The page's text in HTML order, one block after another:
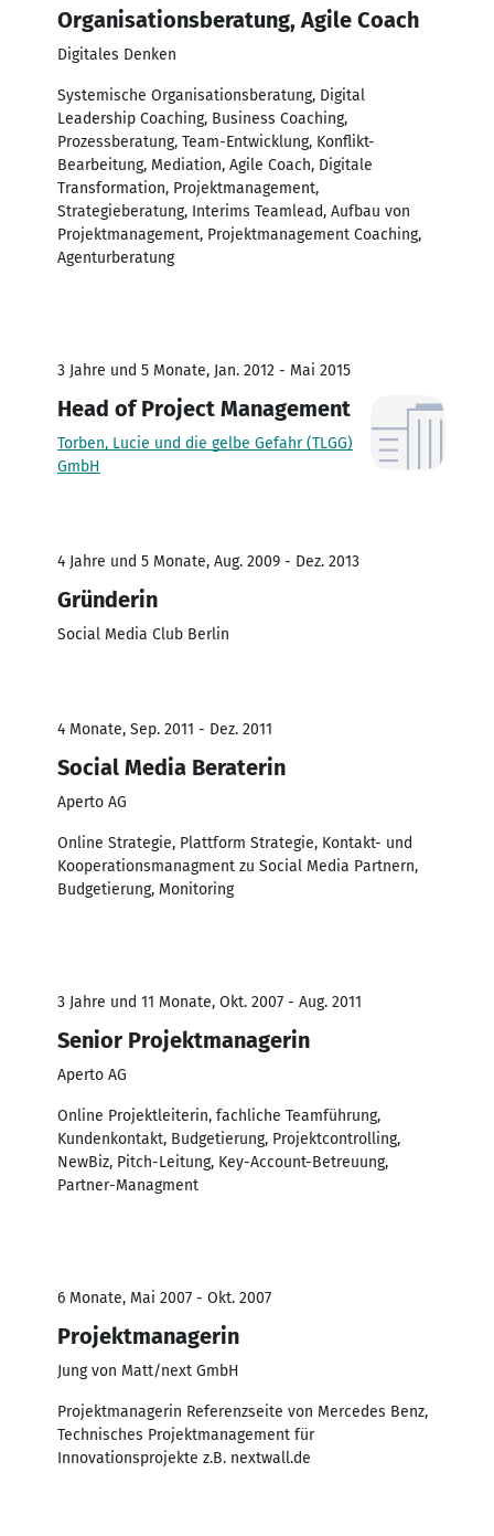
Organisationsberatung, Agile Coach
Digitales Denken
Systemische Organisationsberatung, Digital
Leadership Coaching, Business Coaching,
Prozessberatung, Team-Entwicklung, Konflikt-
Bearbeitung, Mediation, Agile Coach, Digitale
Transformation, Projektmanagement,
Strategieberatung, Interims Teamlead, Aufbau von
Projektmanagement, Projektmanagement Coaching,
Agenturberatung
3 Jahre und 5 Monate, Jan. 2012 - Mai 2015
Head of Project Management
Torben, Lucie und die gelbe Gefahr (TLGG)
GmbH
4 Jahre und 5 Monate, Aug. 2009 - Dez. 2013
Gründerin
Social Media Club Berlin
4 Monate, Sep. 2011 - Dez. 2011
Social Media Beraterin
Aperto AG
Online Strategie, Plattform Strategie, Kontakt- und
Kooperationsmanagment zu Social Media Partnern,
Budgetierung, Monitoring
3 Jahre und 11 Monate, Okt. 2007 - Aug. 2011
Senior Projektmanagerin
Aperto AG
Online Projektleiterin, fachliche Teamführung,
Kundenkontakt, Budgetierung, Projektcontrolling,
NewBiz, Pitch-Leitung, Key-Account-Betreuung,
Partner-Managment
6 Monate, Mai 2007 - Okt. 2007
Projektmanagerin
Jung von Matt/next GmbH
Projektmanagerin Referenzseite von Mercedes Benz,
Technisches Projektmanagement für
Innovationsprojekte z.B. nextwall.de